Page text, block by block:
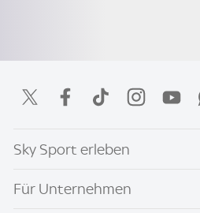
Sky Sport erleben
Für Unternehmen